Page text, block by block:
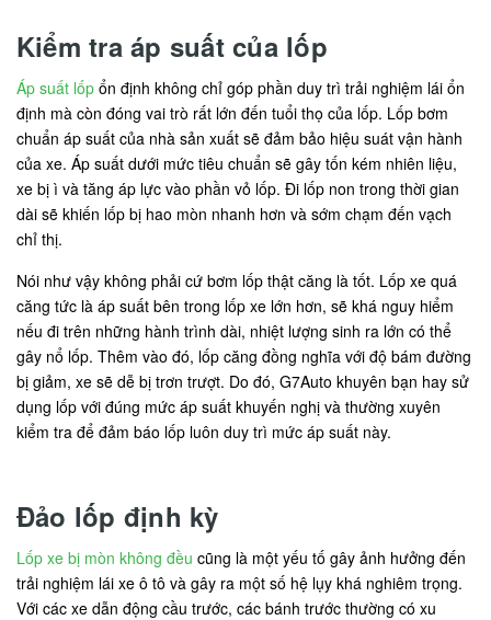
Kiểm tra áp suất của lốp
Áp suất lốp ổn định không chỉ góp phần duy trì trải nghiệm lái ổn
định mà còn đóng vai trò rất lớn đến tuổi thọ của lốp. Lốp bơm
chuẩn áp suất của nhà sản xuất sẽ đảm bảo hiệu suát vận hành
của xe. Áp suất dưới mức tiêu chuẩn sẽ gây tốn kém nhiên liệu,
xe bị ì và tăng áp lực vào phần vỏ lốp. Đi lốp non trong thời gian
dài sẽ khiến lốp bị hao mòn nhanh hơn và sớm chạm đến vạch
chỉ thị.
Nói như vậy không phải cứ bơm lốp thật căng là tốt. Lốp xe quá
căng tức là áp suất bên trong lốp xe lớn hơn, sẽ khá nguy hiểm
nếu đi trên những hành trình dài, nhiệt lượng sinh ra lớn có thể
gây nổ lốp. Thêm vào đó, lốp căng đồng nghĩa với độ bám đường
bị giảm, xe sẽ dễ bị trơn trượt. Do đó, G7Auto khuyên bạn hay sử
dụng lốp với đúng mức áp suất khuyến nghị và thường xuyên
kiểm tra để đảm báo lốp luôn duy trì mức áp suất này.
Đảo lốp định kỳ
Lốp xe bị mòn không đều cũng là một yếu tố gây ảnh hưởng đến
trải nghiệm lái xe ô tô và gây ra một số hệ lụy khá nghiêm trọng.
Với các xe dẫn động cầu trước, các bánh trước thường có xu